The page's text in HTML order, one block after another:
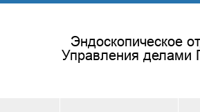
Эндоскопическое
Управления делами